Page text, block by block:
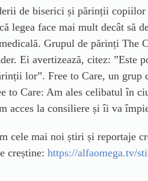
de biserici și părinții copiilor
legea face mai mult decât să
Grupul de părinți The
Ei avertizează, citez: ”Este
lor”. Free to Care, un grup
to Care: Am ales celibatul în
acces la consiliere și îi va
cele mai noi știri și reportaje
creștine: https://alfaomega.tv/